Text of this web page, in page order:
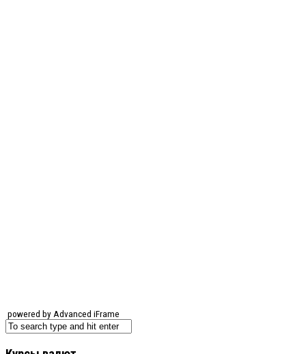
powered by Advanced iFrame